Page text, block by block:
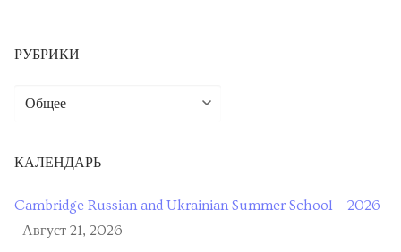
РУБРИКИ
КАЛЕНДАРЬ
Cambridge Russian and Ukrainian Summer School – 2026
- Август 21, 2026